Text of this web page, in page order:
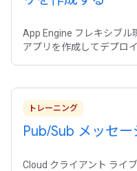
App Engine フレキシブル
アプリを作成してデプロ
トレーニング
Pub/Sub メッセ
Cloud クライアント ライ